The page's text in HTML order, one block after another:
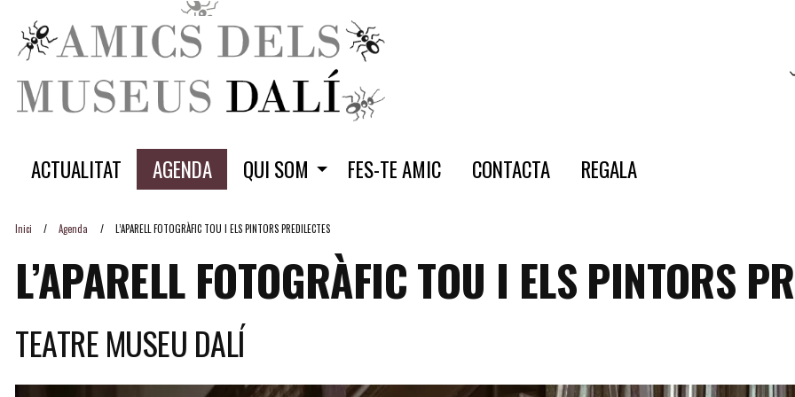
ACTUALITAT AGENDA QUI SOM FES-TE AMIC CONTACTA REGALA
Inici Agenda L’APARELL FOTOGRÀFIC TOU I ELS PINTORS PREDILECTES
L’APARELL FOTOGRÀFIC TOU I ELS PINTORS
TEATRE MUSEU DALÍ